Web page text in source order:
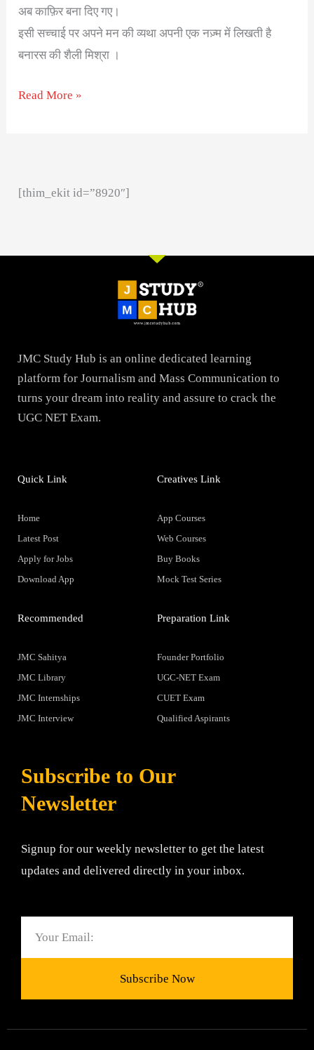
अब काफ़िर बना दिए गए।
इसी सच्चाई पर अपने मन की व्यथा अपनी एक नज़्म में लिखती है
बनारस की शैली मिश्रा ।
Read More »
[thim_ekit id=”8920″]
JMC Study Hub is an online dedicated learning
platform for Journalism and Mass Communication to
turns your dream into reality and assure to crack the
UGC NET Exam.
Quick Link
Home
Latest Post
Apply for Jobs
Download App
Creatives Link
App Courses
Web Courses
Buy Books
Mock Test Series
Recommended
JMC Sahitya
JMC Library
JMC Internships
JMC Interview
Preparation Link
Founder Portfolio
UGC-NET Exam
CUET Exam
Qualified Aspirants
Subscribe to Our
Newsletter
Signup for our weekly newsletter to get the latest
updates and delivered directly in your inbox.
Subscribe Now